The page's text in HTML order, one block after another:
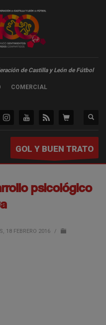
de Castilla y León de Fútbol
COMERCIAL
GOL Y BUEN TRATO
psicológico
18 FEBRERO 2016
/